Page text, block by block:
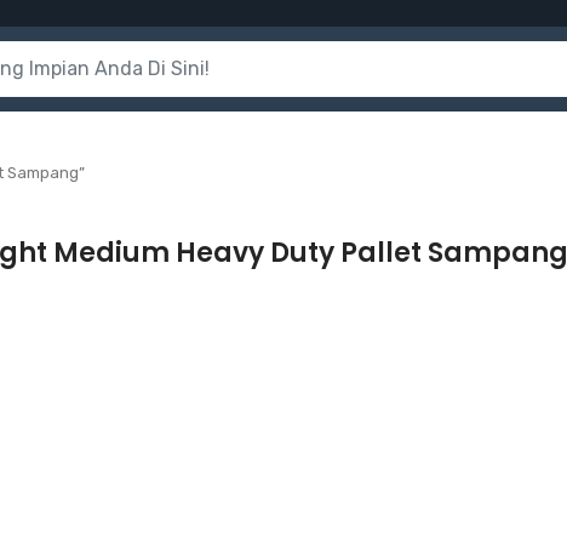
Sampang”
Medium Heavy Duty Pallet Sampang